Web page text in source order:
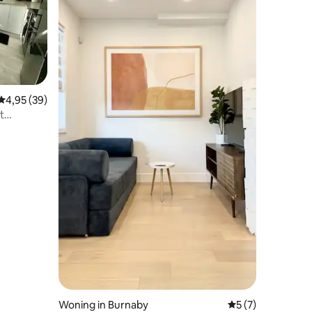
beoordeling van 4,95 uit 5, 39 recensies
4,95 (39)
Woning in Burnaby Gemiddelde
5 (7)